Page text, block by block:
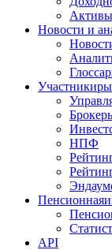
Новости и
Участники
НПФ
Пенсионная
API